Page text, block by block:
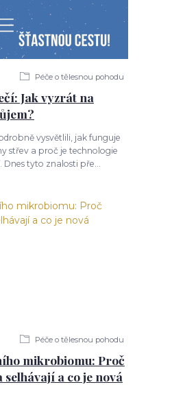
Péče o tělesnou pohodu
Jak vyzrát na
vysvětlili, jak funguje
střev a proč je technologie
tyto znalosti pře...
Péče o tělesnou pohodu
mikrobiomu: Proč
a co je nová